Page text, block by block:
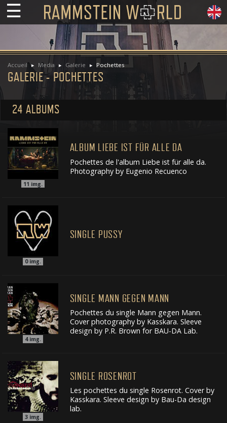
☰
Accueil Media Galerie Pochettes
GALERIE - POCHETTES
24 ALBUMS
11 img.
ALBUM LIEBE IST FÜR ALLE DA
Pochettes de l'album Liebe ist für alle da.
Photography by Eugenio Recuenco
0img.
SINGLE PUSSY
4img.
SINGLE MANN GEGEN MANN
Pochettes du single Mann gegen Mann.
Cover photography by Kasskara. Sleeve
design by P.R. Brown for BAU-DA Lab.
3 img.
SINGLE ROSENROT
Les pochettes du single Rosenrot. Cover by
Kasskara. Sleeve design by Bau-Da design
lab.